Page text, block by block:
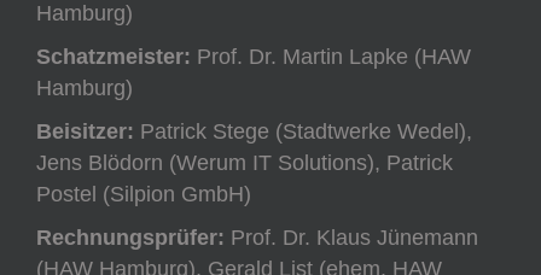
Hamburg)
Schatzmeister: Prof. Dr. Martin Lapke (HAW
Hamburg)
Beisitzer: Patrick Stege (Stadtwerke Wedel),
Jens Blödorn (Werum IT Solutions), Patrick
Postel (Silpion GmbH)
Rechnungsprüfer: Prof. Dr. Klaus Jünemann
(HAW Hamburg), Gerald List (ehem. HAW